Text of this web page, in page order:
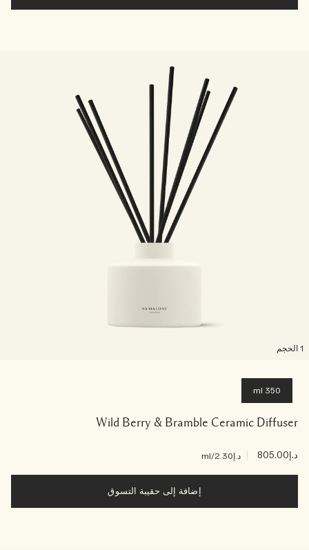
350 ml
Wild Berry & Bramble Ceramic Diffuser
د.إ805.00 د.إ2.30 /ml
إضافة إلى حقيبة التسوق